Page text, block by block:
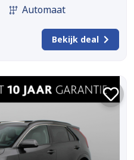
Automaat
Bekijk deal